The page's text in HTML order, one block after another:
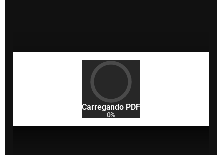
Carregando PDF
0%